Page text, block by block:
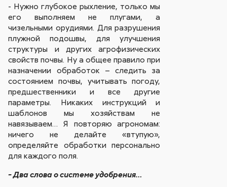
- Нужно глубокое рыхление, только мы
его выполняем не плугами, а
чизельными орудиями. Для разрушения
плужной подошвы, для улучшения
структуры и других агрофизических
свойств почвы. Ну а общее правило при
назначении обработок – следить за
состоянием почвы, учитывать погоду,
предшественники и все другие
параметры. Никаких инструкций и
шаблонов мы хозяйствам не
навязываем… Я повторяю агрономам:
ничего не делайте «втупую»,
определяйте обработки персонально
для каждого поля.
- Два слова о системе удобрения…